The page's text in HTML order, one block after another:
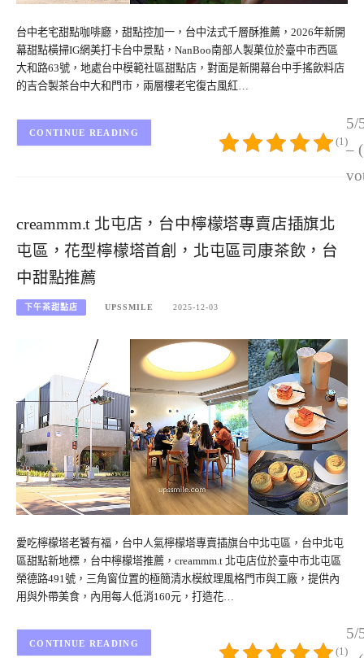
台中老宅甜點咖啡廳，甜點控加一，台中法式千層酥推薦，2026年新開
幕甜點橫掃IG網美打卡台中景點，NanBoo南部人製菓位於臺中市西區
大和路63號，地處台中模範社區甜點店，對面是新開幕台中手搖飲料店
的吉合製茶台中大和門市，兩層樓老宅復古風紅…
5/
–
(1)
CONTINUE READING
creammm.t 北屯店，台中檸檬塔專賣店插旗北
屯區，花型檸檬塔首創，北屯區司康茶飲，台
中甜點推薦
下午茶甜點店 UPSSMILE 2025-12-03
愛吃檸檬塔老饕有福，台中人氣檸檬塔專賣插旗台中北屯區，台中北屯
區甜點新地標，台中檸檬塔推薦，creammm.t 北屯店位於臺中市北屯區
榮德路491號，三角窗位置的極簡清水模紋理風格門市與工廠，提供內
用與外帶美食，內用每人低消160元，打造花…
5/
(1)
CONTINUE READING